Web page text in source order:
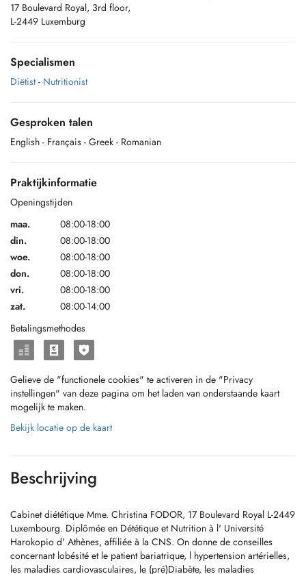
17 Boulevard Royal, 3rd floor,
L-2449 Luxemburg
Specialismen
Diëtist - Nutritionist
Gesproken talen
English - Français - Greek - Romanian
Praktijkinformatie
Openingstijden
maa.
08:00-18:00
din.
08:00-18:00
woe.
08:00-18:00
don.
08:00-18:00
vri.
08:00-18:00
zat.
08:00-14:00
Betalingsmethodes
Gelieve de "functionele cookies" te activeren in de "Privacy
instellingen" van deze pagina om het laden van onderstaande kaart
mogelijk te maken.
Bekijk locatie op de kaart
Beschrijving
Cabinet diététique Mme. Christina FODOR, 17 Boulevard Royal L-2449
Luxembourg. Diplômée en Dététique et Nutrition à l' Université
Harokopio d' Athènes, affiliée à la CNS. On donne de conseilles
concernant lobésité et le patient bariatrique, l hypertension artérielles,
les maladies cardiovasculaires, le (pré)Diabète, les maladies